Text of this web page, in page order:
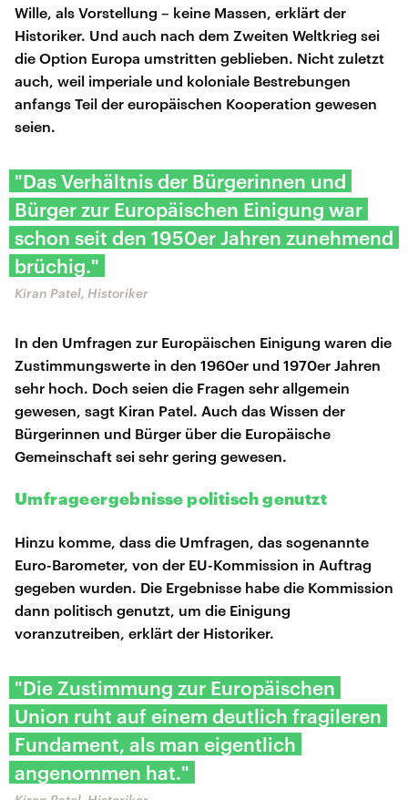
Wille, als Vorstellung – keine Massen, erklärt der
Historiker. Und auch nach dem Zweiten Weltkrieg sei
die Option Europa umstritten geblieben. Nicht zuletzt
auch, weil imperiale und koloniale Bestrebungen
anfangs Teil der europäischen Kooperation gewesen
seien.
"Das Verhältnis der Bürgerinnen und
Bürger zur Europäischen Einigung war
schon seit den 1950er Jahren zunehmend
brüchig."
Kiran Patel, Historiker
In den Umfragen zur Europäischen Einigung waren die
Zustimmungswerte in den 1960er und 1970er Jahren
sehr hoch. Doch seien die Fragen sehr allgemein
gewesen, sagt Kiran Patel. Auch das Wissen der
Bürgerinnen und Bürger über die Europäische
Gemeinschaft sei sehr gering gewesen.
Umfrageergebnisse politisch genutzt
Hinzu komme, dass die Umfragen, das sogenannte
Euro-Barometer, von der EU-Kommission in Auftrag
gegeben wurden. Die Ergebnisse habe die Kommission
dann politisch genutzt, um die Einigung
voranzutreiben, erklärt der Historiker.
"Die Zustimmung zur Europäischen
Union ruht auf einem deutlich fragileren
Fundament, als man eigentlich
angenommen hat."